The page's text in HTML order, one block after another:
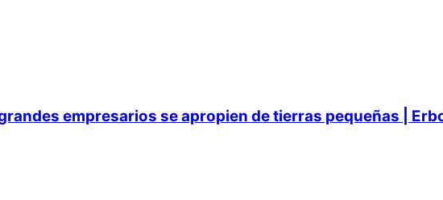
empresarios se apropien de tierras pequeñas |